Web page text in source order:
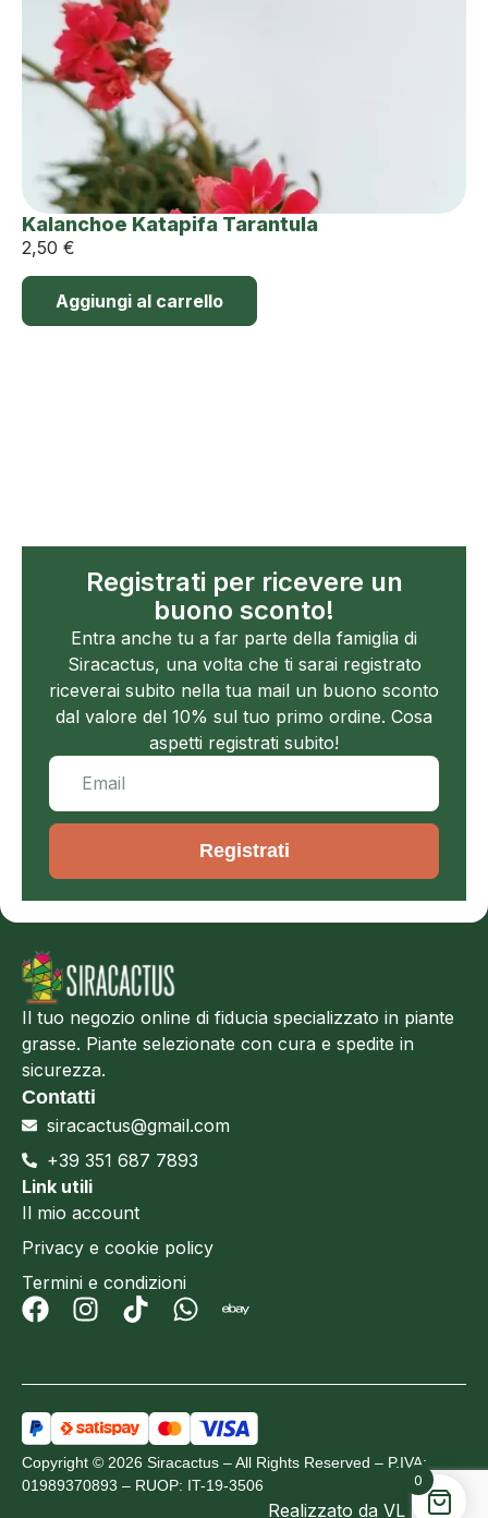
Kalanchoe Katapifa Tarantula
2,50 €
Aggiungi al carrello
Registrati per ricevere un
buono sconto!
Entra anche tu a far parte della famiglia di
Siracactus, una volta che ti sarai registrato
riceverai subito nella tua mail un buono sconto
dal valore del 10% sul tuo primo ordine. Cosa
aspetti registrati subito!
Registrati
Il tuo negozio online di fiducia specializzato in piante
grasse. Piante selezionate con cura e spedite in
sicurezza.
Contatti
siracactus@gmail.com
+39 351 687 7893
Link utili
Il mio account
Privacy e cookie policy
Termini e condizioni
Copyright © 2026 Siracactus – All Rights Reserved – P.IVA:
01989370893 – RUOP: IT-19-3506
Realizzato da VL Design
0